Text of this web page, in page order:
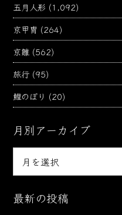
五月人形 (1,092)
京甲冑 (264)
京雛 (562)
旅行 (95)
鯉のぼり (20)
月別アーカイブ
ー
最新の投稿